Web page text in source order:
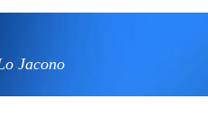
Jacono